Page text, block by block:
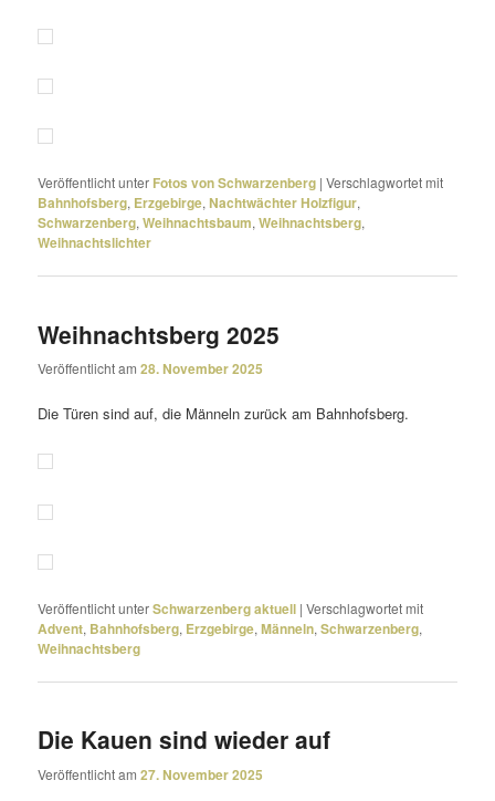
Veröffentlicht unter Fotos von Schwarzenberg |Verschlagwortet mit
Bahnhofsberg, Erzgebirge,Nachtwächter Holzfigur,
Schwarzenberg,Weihnachtsbaum,Weihnachtsberg,
Weihnachtslichter
Weihnachtsberg 2025
Veröffentlicht am28. November 2025
Die Türen sind auf, die Männeln zurück am Bahnhofsberg.
Veröffentlicht unterSchwarzenberg aktuell |Verschlagwortet mit
Advent, Bahnhofsberg, Erzgebirge,Männeln,Schwarzenberg,
Weihnachtsberg
Die Kauen sind wieder auf
Veröffentlicht am27. November 2025